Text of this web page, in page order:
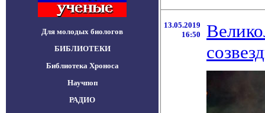
Для молодых биологов
БИБЛИОТЕКИ
Библиотека Хроноса
Научпоп
РАДИО
13.05.2019
16:50